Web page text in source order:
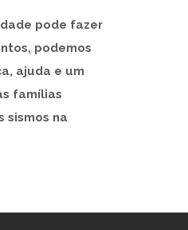
pode fazer
podemos
ajuda e um
famílias
sismos na